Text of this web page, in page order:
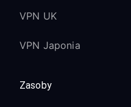
VPN UK
VPN Japonia
Zasoby